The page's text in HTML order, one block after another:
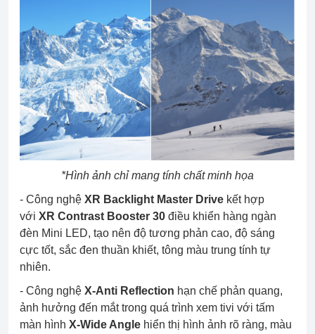
*Hình ảnh chỉ mang tính chất minh họa
- Công nghệ XR Backlight Master Drive kết hợp
với XR Contrast Booster 30 điều khiển hàng ngàn
đèn Mini LED, tạo nên độ tương phản cao, độ sáng
cực tốt, sắc đen thuần khiết, tông màu trung tính tự
nhiên.
- Công nghệ X-Anti Reflection hạn chế phản quang,
ảnh hưởng đến mắt trong quá trình xem tivi với tấm
màn hình X-Wide Angle hiển thị hình ảnh rõ ràng, màu